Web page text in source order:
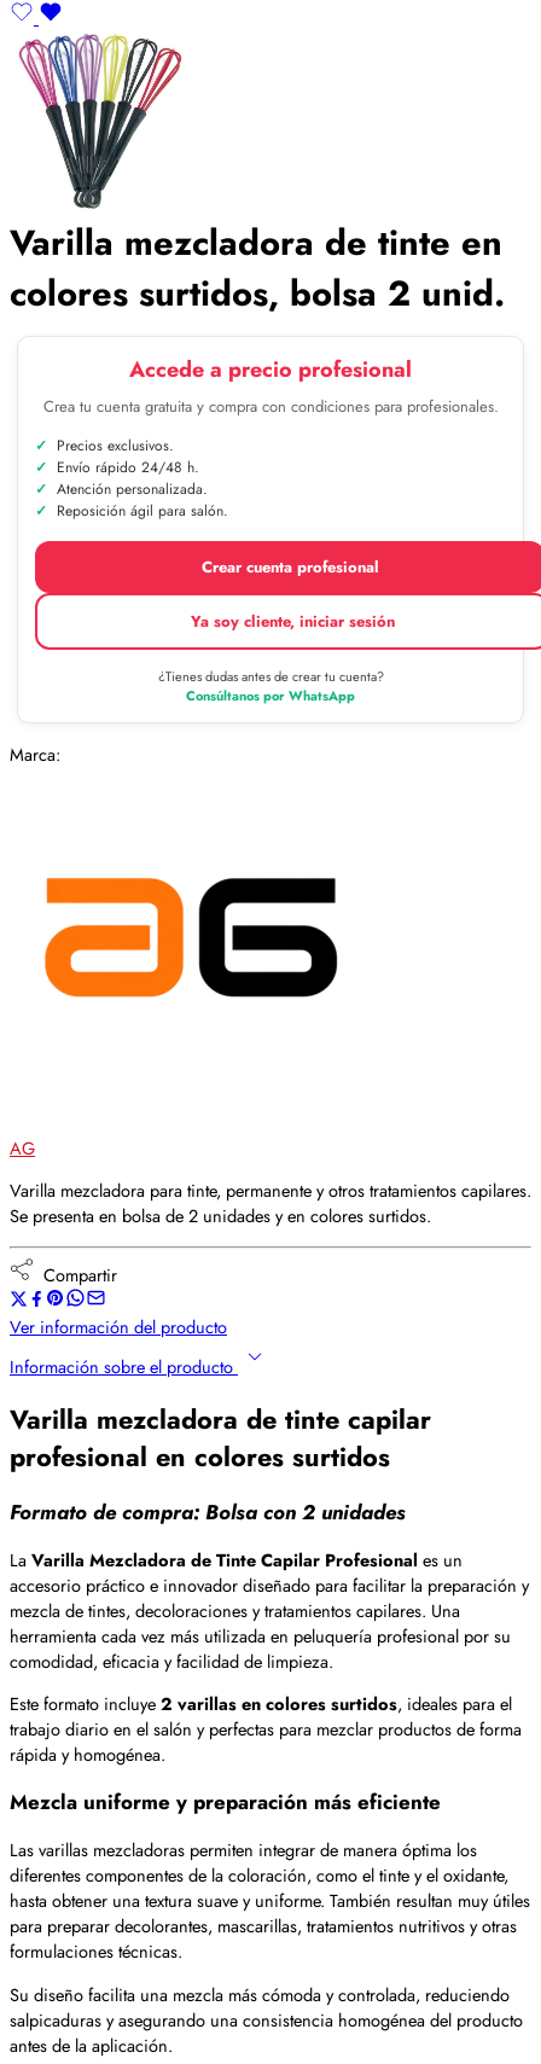
Varilla mezcladora de tinte en
colores surtidos, bolsa 2 unid.
Accede a precio profesional
Crea tu cuenta gratuita y compra con condiciones para profesionales.
Precios exclusivos.
Envío rápido 24/48 h.
Atención personalizada.
Reposición ágil para salón.
Crear cuenta profesional
Ya soy cliente, iniciar sesión
¿Tienes dudas antes de crear tu cuenta?
Consúltanos por WhatsApp
Marca:
AG
Varilla mezcladora para tinte, permanente y otros tratamientos capilares.
Se presenta en bolsa de 2 unidades y en colores surtidos.
Compartir
Ver información del producto
Información sobre el producto
Varilla mezcladora de tinte capilar
profesional en colores surtidos
Formato de compra: Bolsa con 2 unidades
LaVarilla Mezcladora de Tinte Capilar Profesional es un
accesorio práctico e innovador diseñado para facilitar la preparación y
mezcla de tintes, decoloraciones y tratamientos capilares. Una
herramienta cada vez más utilizada en peluquería profesional por su
comodidad, eficacia y facilidad de limpieza.
Este formato incluye2 varillas en colores surtidos, ideales para el
trabajo diario en el salón y perfectas para mezclar productos de forma
rápida y homogénea.
Mezcla uniforme y preparación más eficiente
Las varillas mezcladoras permiten integrar de manera óptima los
diferentes componentes de la coloración, como el tinte y el oxidante,
hasta obtener una textura suave y uniforme. También resultan muy útiles
para preparar decolorantes, mascarillas, tratamientos nutritivos y otras
formulaciones técnicas.
Su diseño facilita una mezcla más cómoda y controlada, reduciendo
salpicaduras y asegurando una consistencia homogénea del producto
antes de la aplicación.